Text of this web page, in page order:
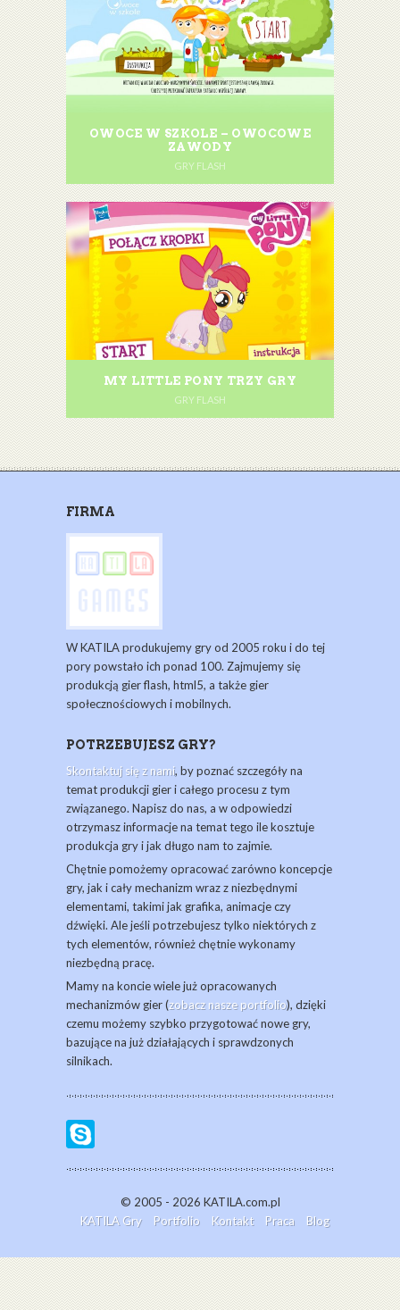
OWOCE W SZKOLE – OWOCOWE
ZAWODY
GRY FLASH
MY LITTLE PONY TRZY GRY
GRY FLASH
FIRMA
W KATILA produkujemy gry od 2005 roku i do tej
pory powstało ich ponad 100. Zajmujemy się
produkcją gier flash, html5, a także gier
społecznościowych i mobilnych.
POTRZEBUJESZ GRY?
Skontaktuj się z nami, by poznać szczegóły na
temat produkcji gier i całego procesu z tym
związanego. Napisz do nas, a w odpowiedzi
otrzymasz informacje na temat tego ile kosztuje
produkcja gry i jak długo nam to zajmie.
Chętnie pomożemy opracować zarówno koncepcje
gry, jak i cały mechanizm wraz z niezbędnymi
elementami, takimi jak grafika, animacje czy
dźwięki. Ale jeśli potrzebujesz tylko niektórych z
tych elementów, również chętnie wykonamy
niezbędną pracę.
Mamy na koncie wiele już opracowanych
mechanizmów gier (zobacz nasze portfolio), dzięki
czemu możemy szybko przygotować nowe gry,
bazujące na już działających i sprawdzonych
silnikach.
© 2005 - 2026 KATILA.com.pl
KATILA Gry
Portfolio Kontakt Praca Blog